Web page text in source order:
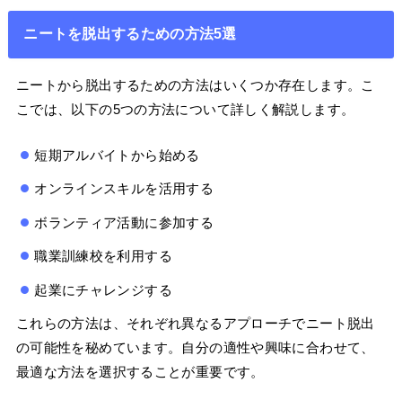
ニートを脱出するための方法5選
ニートから脱出するための方法はいくつか存在します。こ
こでは、以下の5つの方法について詳しく解説します。
短期アルバイトから始める
オンラインスキルを活用する
ボランティア活動に参加する
職業訓練校を利用する
起業にチャレンジする
これらの方法は、それぞれ異なるアプローチでニート脱出
の可能性を秘めています。自分の適性や興味に合わせて、
最適な方法を選択することが重要です。